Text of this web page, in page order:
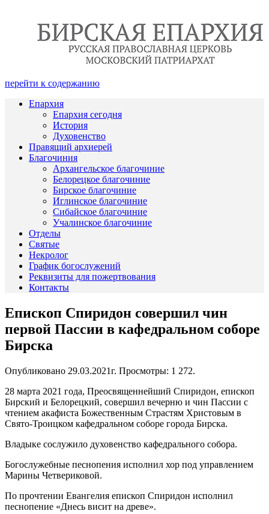
перейти к содержанию
Епархия
Епархия сегодня
История
Духовенство
Правящий архиерей
Благочиния
Архангельское благочиние
Белорецкое благочиние
Бирское благочиние
Иглинское благочиние
Сибайское благочиние
Учалинское благочиние
Отделы
Святые
Некролог
График богослужений
Реквизиты для пожертвования
Контакты
Епископ Спиридон совершил чин
первой Пассии в кафедральном соборе
Бирска
Опубликовано 29.03.2021г. Просмотры: 1 272.
28 марта 2021 года, Преосвященнейший Спиридон, епископ
Бирский и Белорецкий, совершил вечерню и чин Пассии с
чтением акафиста Божественным Страстям Христовым в
Свято-Троицком кафедральном соборе города Бирска.
Владыке сослужило духовенство кафедрального собора.
Богослужебные песнопения исполнил хор под управлением
Марины Четвериковой.
По прочтении Евангелия епископ Спиридон исполнил
песнопение «Днесь висит на древе».